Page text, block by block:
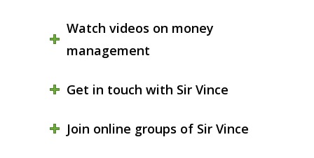
Watch videos on money
management
Get in touch with Sir Vince
Join online groups of Sir Vince